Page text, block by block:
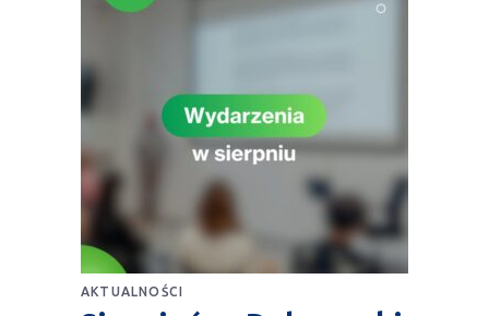
AKTUALNOŚCI